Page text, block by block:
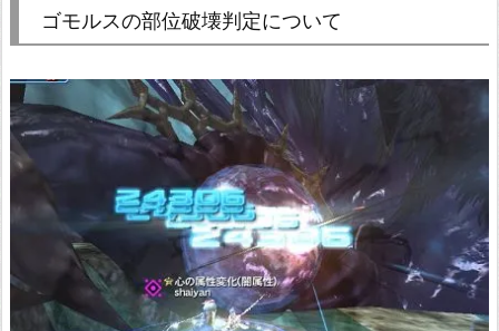
ゴモルスの部位破壊判定について